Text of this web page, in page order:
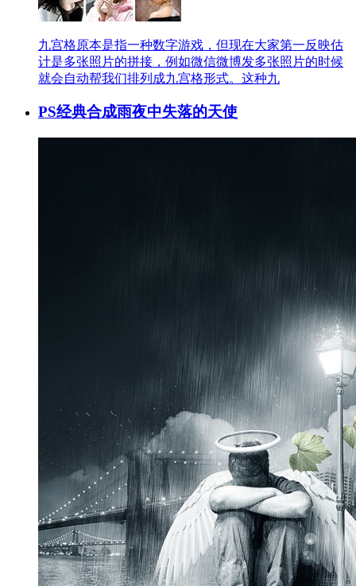
九宫格原本是指一种数字游戏，但现在大家第一反映估
计是多张照片的拼接，例如微信微博发多张照片的时候
就会自动帮我们排列成九宫格形式。这种九
PS经典合成雨夜中失落的天使